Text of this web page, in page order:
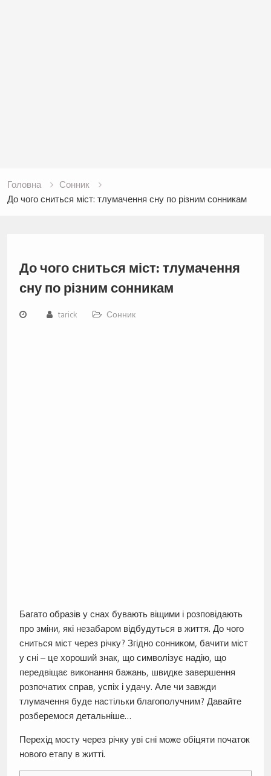
Головна
Сонник
До чого сниться міст: тлумачення сну по різним сонникам
До чого сниться міст: тлумачення
сну по різним сонникам
tarick Сонник
Багато образів у снах бувають віщими і розповідають
про зміни, які незабаром відбудуться в життя. До чого
сниться міст через річку? Згідно сонником, бачити міст
у сні – це хороший знак, що символізує надію, що
передвіщає виконання бажань, швидке завершення
розпочатих справ, успіх і удачу. Але чи завжди
тлумачення буде настільки благополучним? Давайте
розберемося детальніше…
Перехід мосту через річку уві сні може обіцяти початок
нового етапу в житті.